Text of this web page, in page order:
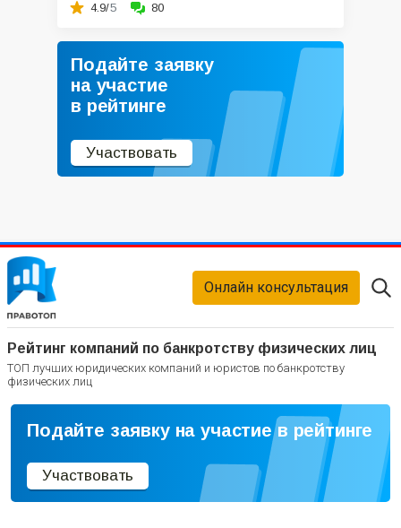
4.9/5 80
Подайте заявку
на участие
в рейтинге
Участвовать
Рейтинг компаний по банкротству физических лиц
ТОП лучших юридических компаний и юристов по банкротству
физических лиц
Онлайн консультация
Подайте заявку на участие в рейтинге
Участвовать